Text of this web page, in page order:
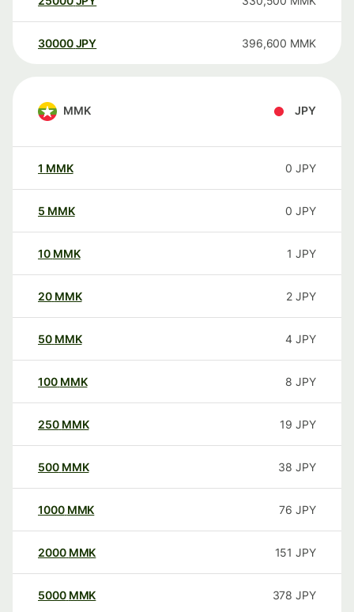
30000 JPY 396,600 MMK
MMK JPY
1 MMK 0 JPY
5 MMK 0 JPY
10 MMK 1 JPY
20 MMK 2 JPY
50 MMK 4 JPY
100 MMK 8 JPY
250 MMK 19 JPY
500 MMK 38 JPY
1000 MMK 76 JPY
2000 MMK 151 JPY
5000 MMK 378 JPY